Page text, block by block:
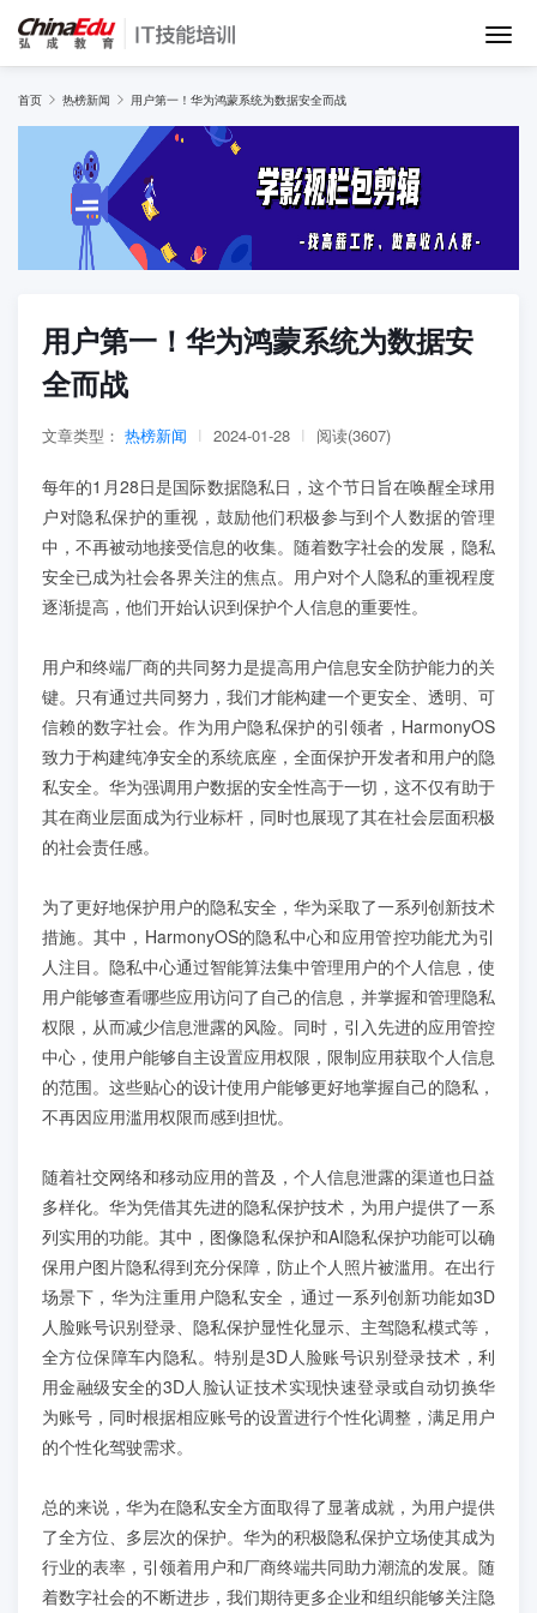
首页
IT培训班
在线网课
教学服务
师资团队
学员案例
人才培养
教育创新产品
关于我们
首页 热榜新闻 用户第一！华为鸿蒙系统为数据安全而战
用户第一！华为鸿蒙系统为数据安
全而战
文章类型： 热榜新闻 | 2024-01-28 | 阅读(3607)
每年的1月28日是国际数据隐私日，这个节日旨在唤醒全球用
户对隐私保护的重视，鼓励他们积极参与到个人数据的管理
中，不再被动地接受信息的收集。随着数字社会的发展，隐私
安全已成为社会各界关注的焦点。用户对个人隐私的重视程度
逐渐提高，他们开始认识到保护个人信息的重要性。
用户和终端厂商的共同努力是提高用户信息安全防护能力的关
键。只有通过共同努力，我们才能构建一个更安全、透明、可
信赖的数字社会。作为用户隐私保护的引领者，HarmonyOS
致力于构建纯净安全的系统底座，全面保护开发者和用户的隐
私安全。华为强调用户数据的安全性高于一切，这不仅有助于
其在商业层面成为行业标杆，同时也展现了其在社会层面积极
的社会责任感。
为了更好地保护用户的隐私安全，华为采取了一系列创新技术
措施。其中，HarmonyOS的隐私中心和应用管控功能尤为引
人注目。隐私中心通过智能算法集中管理用户的个人信息，使
用户能够查看哪些应用访问了自己的信息，并掌握和管理隐私
权限，从而减少信息泄露的风险。同时，引入先进的应用管控
中心，使用户能够自主设置应用权限，限制应用获取个人信息
的范围。这些贴心的设计使用户能够更好地掌握自己的隐私，
不再因应用滥用权限而感到担忧。
随着社交网络和移动应用的普及，个人信息泄露的渠道也日益
多样化。华为凭借其先进的隐私保护技术，为用户提供了一系
列实用的功能。其中，图像隐私保护和AI隐私保护功能可以确
保用户图片隐私得到充分保障，防止个人照片被滥用。在出行
场景下，华为注重用户隐私安全，通过一系列创新功能如3D
人脸账号识别登录、隐私保护显性化显示、主驾隐私模式等，
全方位保障车内隐私。特别是3D人脸账号识别登录技术，利
用金融级安全的3D人脸认证技术实现快速登录或自动切换华
为账号，同时根据相应账号的设置进行个性化调整，满足用户
的个性化驾驶需求。
总的来说，华为在隐私安全方面取得了显著成就，为用户提供
了全方位、多层次的保护。华为的积极隐私保护立场使其成为
行业的表率，引领着用户和厂商终端共同助力潮流的发展。随
着数字社会的不断进步，我们期待更多企业和组织能够关注隐